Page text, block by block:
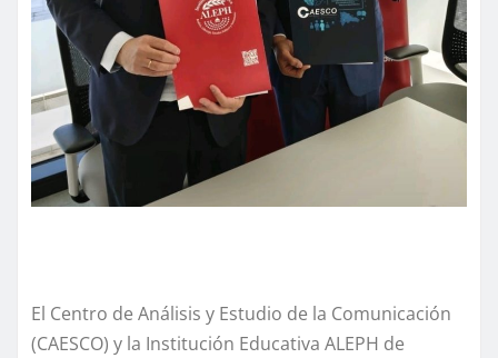
El Centro de Análisis y Estudio de la Comunicación
(CAESCO) y la Institución Educativa ALEPH de